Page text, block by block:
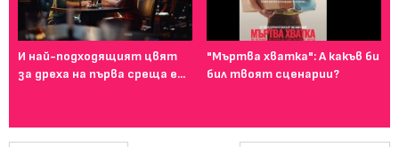
И най-подходящият цвят
за дреха на първа среща е...
"Мъртва хватка": А какъв би
бил твоят сценарии?